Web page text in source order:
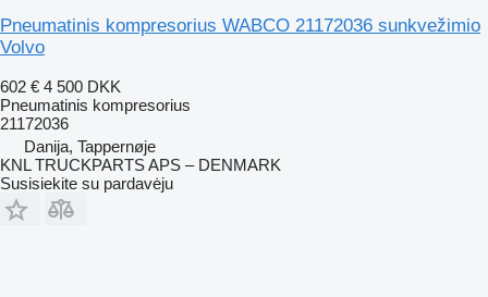
Pneumatinis kompresorius WABCO 21172036 sunkvežimio
Volvo
602 € 4 500 DKK
Pneumatinis kompresorius
21172036
Danija, Tappernøje
KNL TRUCKPARTS APS – DENMARK
Susisiekite su pardavėju